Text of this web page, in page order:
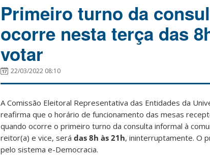
Primeiro turno da
ocorre nesta terça das
votar
22/03/2022 08:10
A Comissão Eleitoral Representativa das Entidades da
reafirma que o horário de funcionamento das mesas
quando ocorre o primeiro turno da consulta informal à
reitor(a) e vice, será das 8h às 21h, ininterruptamente. O
pelo sistema e-Democracia.